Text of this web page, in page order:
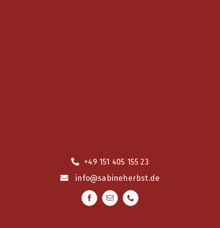
+49 151 405 155 23
info@sabineherbst.de